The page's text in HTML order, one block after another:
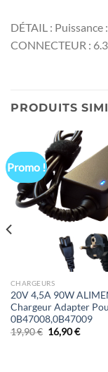
DÉTAIL :
CONNECTEUR :
PRODUITS
Promo !
CHARGEURS
20V 4,5A 90W
Chargeur Adapter
0B47008,0B47009
19,90€ Le
prix
16,90€Le